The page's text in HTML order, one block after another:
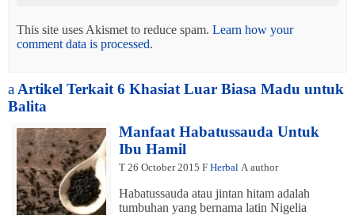
This site uses Akismet to reduce spam. Learn how your
comment data is processed.
a Artikel Terkait 6 Khasiat Luar Biasa Madu untuk
Balita
Manfaat Habatussauda Untuk
Ibu Hamil
T 26 October 2015F Herbal A author
Habatussauda atau jintan hitam adalah
tumbuhan yang bernama latin Nigelia